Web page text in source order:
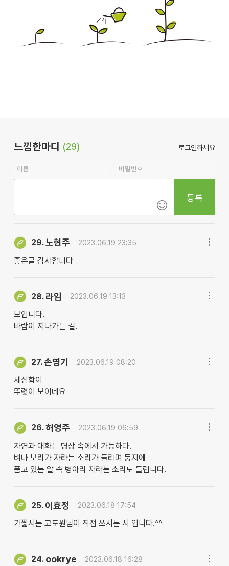
느낌한마디 (29) 로그인하세요
등록
29.노현주 2023.06.19 23:35
좋은글 감사합니다
28. 라임 2023.06.19 13:13
보입니다.
바람이 지나가는 길.
27.손영기 2023.06.19 08:20
세심함이
뚜렷이 보이네요
26.허영주 2023.06.19 06:59
자연과 대화는 명상 속에서 가능하다.
벼나 보리가 자라는 소리가 들리며 둥지에
품고 있는 알 속 병아리 자라는 소리도 들립니다.
25. 이효정 2023.06.18 17:54
가짧시는 고도원님이 직접 쓰시는 시 입니다.^^
24. ookrye 2023.06.18 16:28